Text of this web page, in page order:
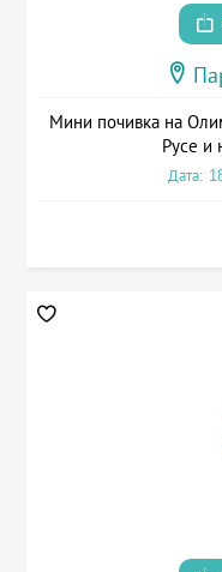
Мини почивка на
Русе и
Дата: